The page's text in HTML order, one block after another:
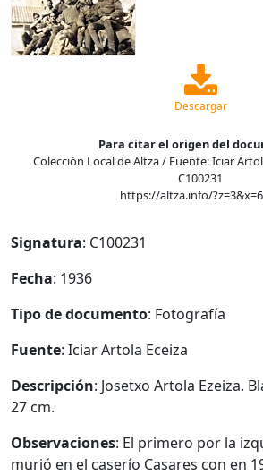
Descargar
Para citar el origen del
Colección Local de Altza / Fuente: Iciar
C100231
https://altza.info/
Signatura: C100231
Fecha: 1936
Tipo de documento: Fotografía
Fuente: Iciar Artola Eceiza
Descripción: Josetxo Artola Ezeiza.
27 cm.
Observaciones: El primero por la
murió en el caserío Casares con en